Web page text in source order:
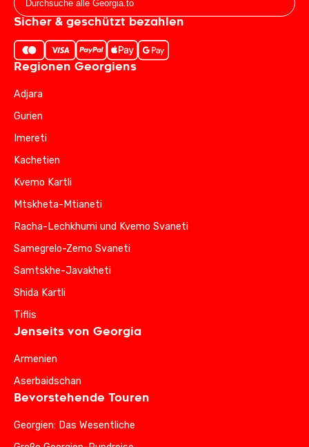
Sicher & geschützt bezahlen
Regionen Georgiens
Adjara
Gurien
Imereti
Kachetien
Kvemo Kartli
Mtskheta-Mtianeti
Racha-Lechkhumi und Kvemo Svaneti
Samegrelo-Zemo Svaneti
Samtskhe-Javakheti
Shida Kartli
Tiflis
Jenseits von Georgia
Armenien
Aserbaidschan
Bevorstehende Touren
Georgien: Das Wesentliche